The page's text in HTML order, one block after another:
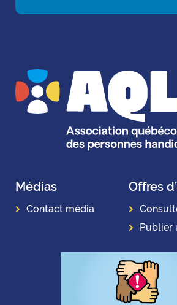
Médias
Contact média
Offres
Publier